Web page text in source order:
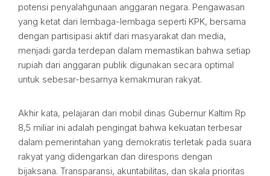
potensi penyalahgunaan anggaran negara. Pengawasan
yang ketat dari lembaga-lembaga seperti KPK, bersama
dengan partisipasi aktif dari masyarakat dan media,
menjadi garda terdepan dalam memastikan bahwa setiap
rupiah dari anggaran publik digunakan secara optimal
untuk sebesar-besarnya kemakmuran rakyat.
Akhir kata, pelajaran dari mobil dinas Gubernur Kaltim Rp
8,5 miliar ini adalah pengingat bahwa kekuatan terbesar
dalam pemerintahan yang demokratis terletak pada suara
rakyat yang didengarkan dan direspons dengan
bijaksana. Transparansi, akuntabilitas, dan skala prioritas